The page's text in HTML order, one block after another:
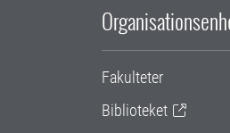
Fakulteter
Biblioteket